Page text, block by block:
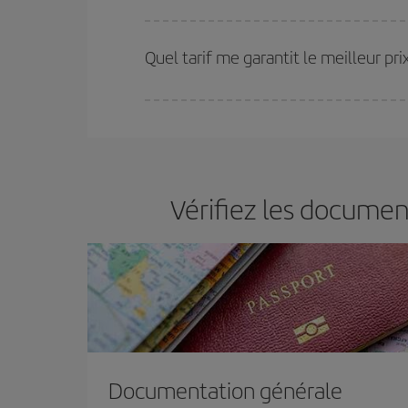
plus économiques (touristiques). Par
Quel tarif me garantit le meilleur
Vérifiez les
Documentation générale